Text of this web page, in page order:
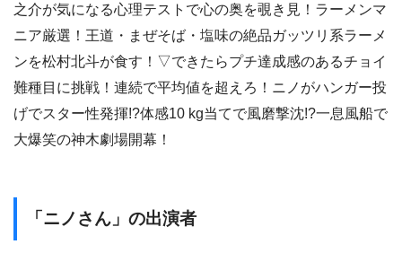
之介が気になる心理テストで心の奥を覗き見！ラーメンマ
ニア厳選！王道・まぜそば・塩味の絶品ガッツリ系ラーメ
ンを松村北斗が食す！▽できたらプチ達成感のあるチョイ
難種目に挑戦！連続で平均値を超えろ！ニノがハンガー投
げでスター性発揮!?体感10 kg当てで風磨撃沈!?一息風船で
大爆笑の神木劇場開幕！
「ニノさん」の出演者